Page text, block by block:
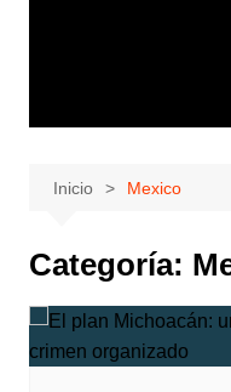
Inicio Mexico
Categoría: